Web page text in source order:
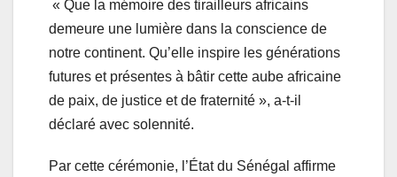
« Que la mémoire des tirailleurs africains
demeure une lumière dans la conscience de
notre continent. Qu’elle inspire les générations
futures et présentes à bâtir cette aube africaine
de paix, de justice et de fraternité », a-t-il
déclaré avec solennité.
Par cette cérémonie, l’État du Sénégal affirme